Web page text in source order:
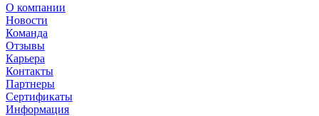
О компании
Новости
Команда
Отзывы
Карьера
Контакты
Партнеры
Сертификаты
Информация